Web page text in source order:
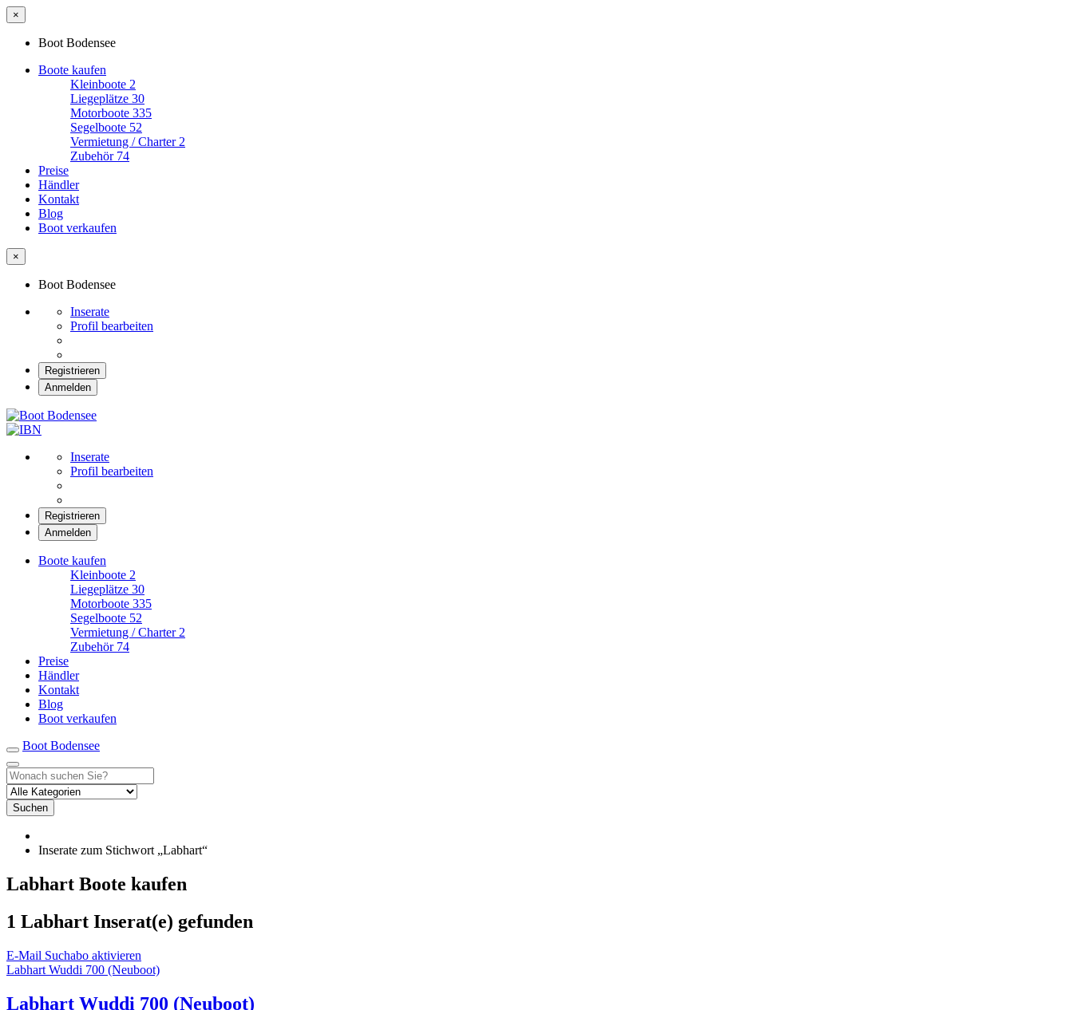
×
Boot Bodensee
Boote kaufen
Kleinboote 2
Liegeplätze 30
Motorboote 335
Segelboote 52
Vermietung / Charter 2
Zubehör 74
Preise
Händler
Kontakt
Blog
Boot verkaufen
×
Boot Bodensee
Inserate
Profil bearbeiten
Registrieren
Anmelden
Inserate
Profil bearbeiten
Registrieren
Anmelden
Boote kaufen
Kleinboote 2
Liegeplätze 30
Motorboote 335
Segelboote 52
Vermietung / Charter 2
Zubehör 74
Preise
Händler
Kontakt
Blog
Boot verkaufen
Boot Bodensee
Suchen
Inserate zum Stichwort „Labhart“
Labhart Boote kaufen
1 Labhart Inserat(e) gefunden
E-Mail Suchabo aktivieren
Labhart Wuddi 700 (Neuboot)
Labhart Wuddi 700 (Neuboot)